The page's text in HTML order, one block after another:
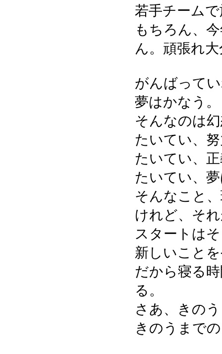
若手チーム
もちろん、
ん。頑張れ
がんばって
夢はかなう。
そんなのは
たいてい、
たいてい、
たいてい、
そんなこと
けれど、そ
スタートは
新しいこと
だから寝る
る。
さあ、きの
きのうまで